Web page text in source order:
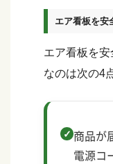
エア看板を安
エア看板を
なのは次の4
商品が
電源コ